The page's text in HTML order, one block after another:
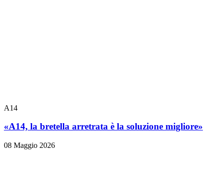
A14
«A14, la bretella arretrata è la soluzione migliore»
08 Maggio 2026